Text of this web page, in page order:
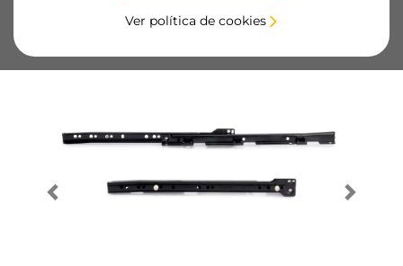
Ver política de cookies